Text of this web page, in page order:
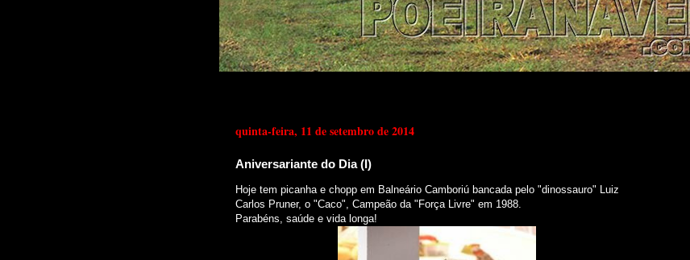
quinta-feira, 11 de setembro de 2014
Aniversariante do Dia (I)
Hoje tem picanha e chopp em Balneário Camboriú bancada pelo "dinossauro" Luiz
Carlos Pruner, o "Caco", Campeão da "Força Livre" em 1988.
Parabéns, saúde e vida longa!